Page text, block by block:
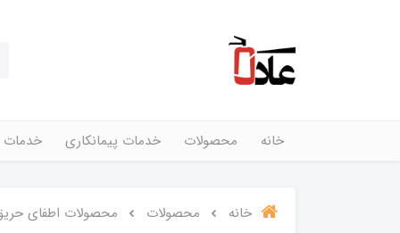
خانه محصولات خدمات پیمانکاری خدمات
خانه محصولات محصولات اطفای